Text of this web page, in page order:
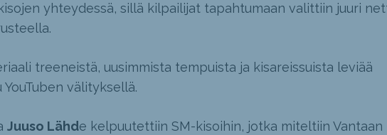
yhteydessä, sillä kilpailijat tapahtumaan valittiin juuri
treeneistä, uusimmista tempuista ja kisareissuista leviää
välityksellä.
Juuso Lähde kelpuutettiin SM-kisoihin, jotka miteltiin Vantaan